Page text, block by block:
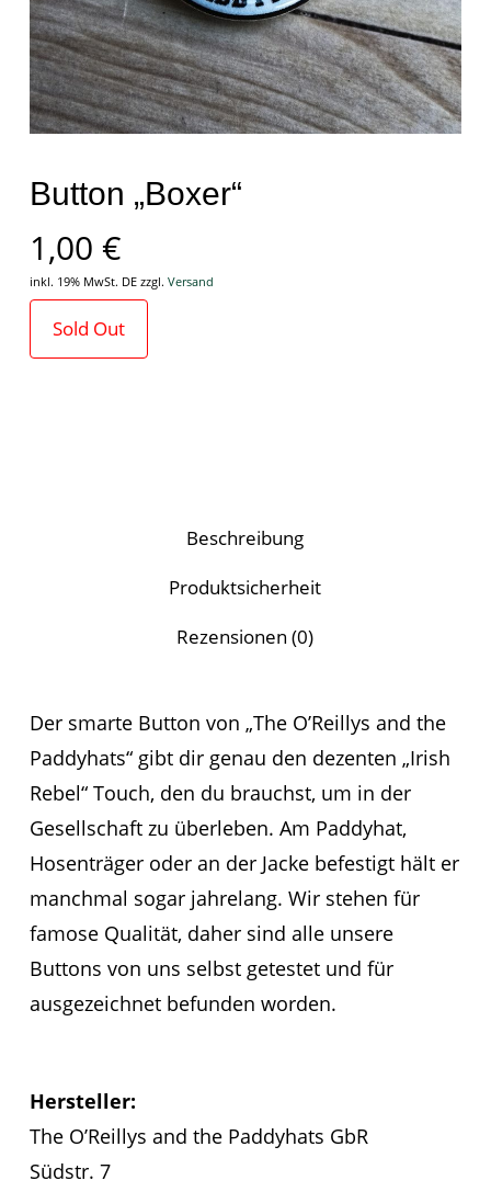
Button „Boxer“
1,00 €
inkl. 19% MwSt. DE zzgl. Versand
Sold Out
Beschreibung
Produktsicherheit
Rezensionen (0)
Der smarte Button von „The O’Reillys and the
Paddyhats“ gibt dir genau den dezenten „Irish
Rebel“ Touch, den du brauchst, um in der
Gesellschaft zu überleben. Am Paddyhat,
Hosenträger oder an der Jacke befestigt hält er
manchmal sogar jahrelang. Wir stehen für
famose Qualität, daher sind alle unsere
Buttons von uns selbst getestet und für
ausgezeichnet befunden worden.
Hersteller:
The O’Reillys and the Paddyhats GbR
Südstr. 7